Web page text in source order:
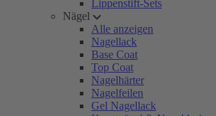
Lippenstift-Sets
Nägel
Alle anzeigen
Nagellack
Base Coat
Top Coat
Nagelhärter
Nagelfeilen
Gel Nagellack